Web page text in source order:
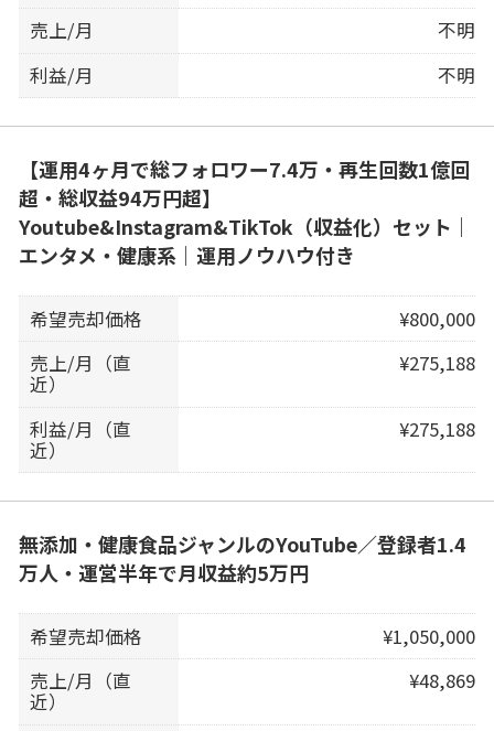
売上/月
不明
利益/月
不明
【運用4ヶ月で総フォロワー7.4万・再生回数1億回
超・総収益94万円超】
Youtube&Instagram&TikTok（収益化）セット｜
エンタメ・健康系｜運用ノウハウ付き
希望売却価格
¥800,000
売上/月（直
近）
¥275,188
利益/月（直
近）
¥275,188
無添加・健康食品ジャンルのYouTube／登録者1.4
万人・運営半年で月収益約5万円
希望売却価格
¥1,050,000
売上/月（直
近）
¥48,869